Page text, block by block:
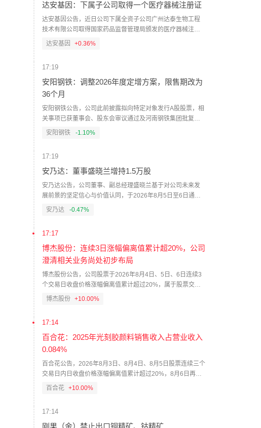
达安基因：下属子公司取得一个医疗器械注册证
达安基因公告，近日公司下属全资子公司广州达泰生物工程
技术有限公司取得国家药品监督管理局颁发的医疗器械注册
证一个，医疗器械名称为甲胎蛋白测定试剂盒（化学发光
清、血浆中甲胎蛋白（AFP）的含量，主要用于原发性肝癌的
治疗监测，不能作为恶性肿瘤早期诊断或确诊的依据，不用
于普通人群的肿瘤筛查。
达安基因 +0.36%
17:19
安阳钢铁：调整2026年度定增方案，限售期改为
36个月
安阳钢铁公告，公司此前披露拟向特定对象发行A股股票，相
关事项已获董事会、股东会审议通过及河南钢铁集团批复。
本次公告为方案调整，核心变化为限售期由18个月调整为36
安阳钢铁 -1.10%
17:19
安乃达：董事盛晓兰增持1.5万股
安乃达公告，公司董事、副总经理盛晓兰基于对公司未来发
展前景的坚定信心与价值认同，于2026年8月5日至6日通过
上海证券交易所交易系统以二级市场集中竞价方式增持公司
一致行动人合计持股1001.5万股，占公司总股本的8.60%。
安乃达 -0.47%
17:17
博杰股份：连续3日涨幅偏离值累计超20%，公司
澄清相关业务尚处初步布局
博杰股份公告，公司股票于2026年8月4日、5日、6日连续3
个交易日收盘价格涨幅偏离值累计超过20%，属于股票交易
异常波动。公司关注到市场就“光通信磷化铟”“半导体”“光模
重大影响；博捷芯2025年营收占公司营收2.78%；广浩捷光
耦合设备尚未实现营收；液冷模组未独立确认收入；奥德维
净利润占上市公司净利润8.93%；人形机器人板块营收占比低
业绩产生重大影响。
博杰股份 +10.00%
17:14
百合花：2025年光刻胶颜料销售收入占营业收入
0.084%
百合花公告，2026年8月3日、8月4日、8月5日股票连续三个
交易日内日收盘价格涨幅偏离值累计超过20%，8月6日再次
涨停，收盘价66.8元/股。经核实，2025年公司光刻胶颜料销
计划实施完毕。2026年第一季度归属于上市公司股东的净利
润4293.85万元，较上年同期下降6.23%。另有公司董事、高
百合花 +10.00%
17:14
刚果（金）禁止出口铜精矿、钴精矿